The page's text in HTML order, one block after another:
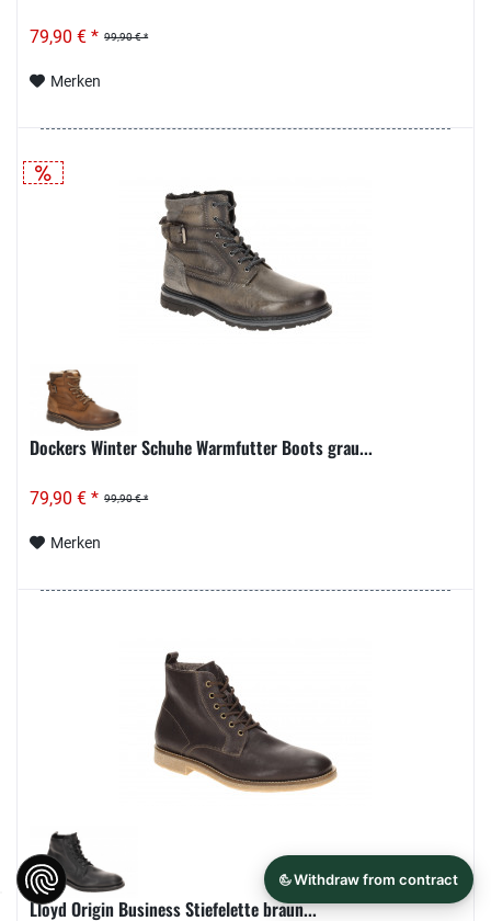
99,90 € *
79,90 € *
Merken
Dockers Winter Schuhe Warmfutter Boots grau...
99,90 € *
79,90 € *
Merken
Lloyd Origin Business Stiefelette braun...